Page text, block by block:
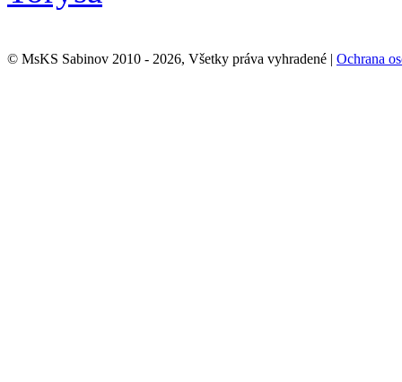
© MsKS Sabinov 2010 - 2026, Všetky práva vyhradené | Ochrana